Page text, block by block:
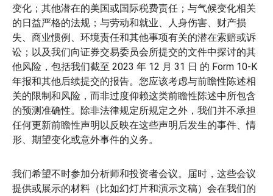
变化；其他潜在的美国或国际税费责任；与气候变化相关
的日益严格的法规；与劳动和就业、人身伤害、财产损
失、商业惯例、环境责任和其他事项有关的潜在索赔或诉
讼；以及我们向证券交易委员会所提交的文件中探讨的其
他风险，包括我们截至 2023 年 12 月 31 日 的 Form 10-K
年报和其他后续提交的报告。您应该考虑与前瞻性陈述相
关的限制和风险，而非过度仰赖这类前瞻性陈述中所包含
的预测准确性。除非法律规定所规定之外，我们并不承担
任何更新前瞻性声明以反映在这些声明后发生的事件、情
形、期望变化或意外事件的义务。
我们希望不时参加分析师和投资者会议。届时，这些会议
提供或展示的材料（比如幻灯片和演示文稿）会在我们的